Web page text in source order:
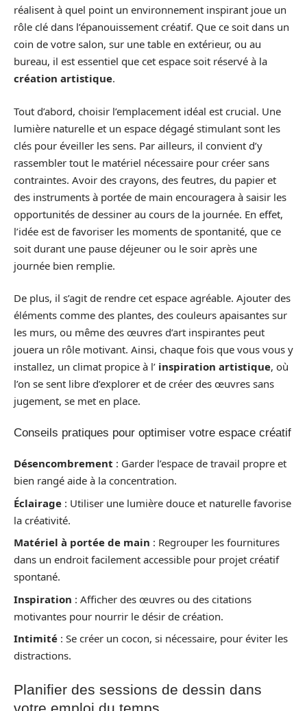
réalisent à quel point un environnement inspirant joue un
rôle clé dans l’épanouissement créatif. Que ce soit dans un
coin de votre salon, sur une table en extérieur, ou au
bureau, il est essentiel que cet espace soit réservé à la
création artistique.
Tout d’abord, choisir l’emplacement idéal est crucial. Une
lumière naturelle et un espace dégagé stimulant sont les
clés pour éveiller les sens. Par ailleurs, il convient d’y
rassembler tout le matériel nécessaire pour créer sans
contraintes. Avoir des crayons, des feutres, du papier et
des instruments à portée de main encouragera à saisir les
opportunités de dessiner au cours de la journée. En effet,
l’idée est de favoriser les moments de spontanité, que ce
soit durant une pause déjeuner ou le soir après une
journée bien remplie.
De plus, il s’agit de rendre cet espace agréable. Ajouter des
éléments comme des plantes, des couleurs apaisantes sur
les murs, ou même des œuvres d’art inspirantes peut
jouera un rôle motivant. Ainsi, chaque fois que vous vous y
installez, un climat propice à l’ inspiration artistique, où
l’on se sent libre d’explorer et de créer des œuvres sans
jugement, se met en place.
Conseils pratiques pour optimiser votre espace créatif
Désencombrement : Garder l’espace de travail propre et
bien rangé aide à la concentration.
Éclairage : Utiliser une lumière douce et naturelle favorise
la créativité.
Matériel à portée de main : Regrouper les fournitures
dans un endroit facilement accessible pour projet créatif
spontané.
Inspiration : Afficher des œuvres ou des citations
motivantes pour nourrir le désir de création.
Intimité : Se créer un cocon, si nécessaire, pour éviter les
distractions.
Planifier des sessions de dessin dans
votre emploi du temps